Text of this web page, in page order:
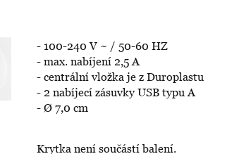
- 100-240 V ~ / 50-60 HZ
- max. nabíjení 2,5 A
- centrální vložka je z Duroplastu
- 2 nabíjecí zásuvky USB typu A
- Ø 7,0 cm
Krytka není součástí balení.